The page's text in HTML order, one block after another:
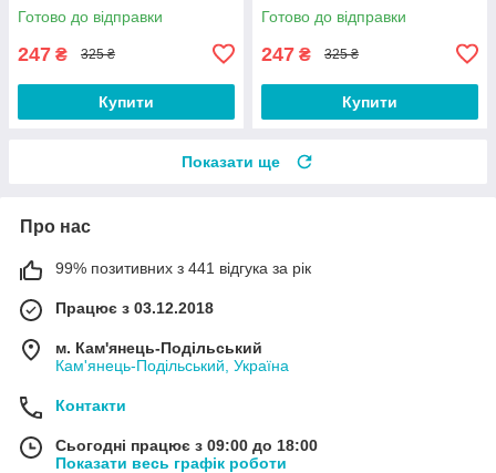
Готово до відправки
247 ₴ 325 ₴
Купити
Готово до відправки
247 ₴ 325 ₴
Купити
Показати ще
Про нас
99% позитивних з 441 відгука за рік
Працює з 03.12.2018
м. Кам'янець-Подільський
Кам'янець-Подільський, Україна
Контакти
Сьогодні працює з 09:00 до 18:00
Показати весь графік роботи